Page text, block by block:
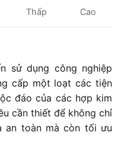
Thấp Cao
sử dụng công nghiệp
cấp một loạt các tiện
đáo của các hợp kim
cần thiết để không chỉ
an toàn mà còn tối ưu